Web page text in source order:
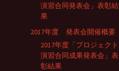
演習合同発表会」表彰結
果
2017年度 発表会開催概要
2017年度「プロジェクト
演習合同成果発表会」表
彰結果